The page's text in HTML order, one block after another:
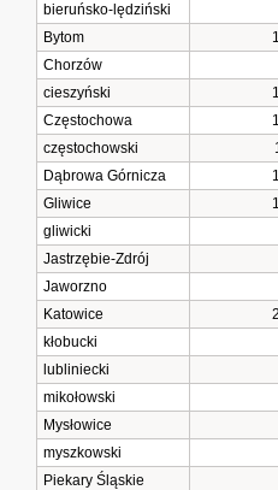
bieruńsko-lędziński
Bytom
Chorzów
cieszyński
Częstochowa
częstochowski
Dąbrowa Górnicza
Gliwice
gliwicki
Jastrzębie-Zdrój
Jaworzno
Katowice
kłobucki
lubliniecki
mikołowski
Mysłowice
myszkowski
Piekary Śląskie